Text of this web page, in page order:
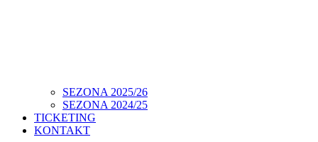
SEZONA 2025/26
SEZONA 2024/25
TICKETING
KONTAKT